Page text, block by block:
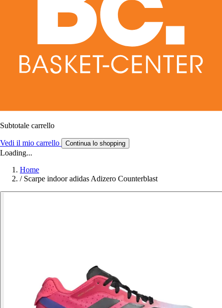
Subtotale carrello
Vedi il mio carrello Continua lo shopping
Loading...
Home
/ Scarpe indoor adidas Adizero Counterblast